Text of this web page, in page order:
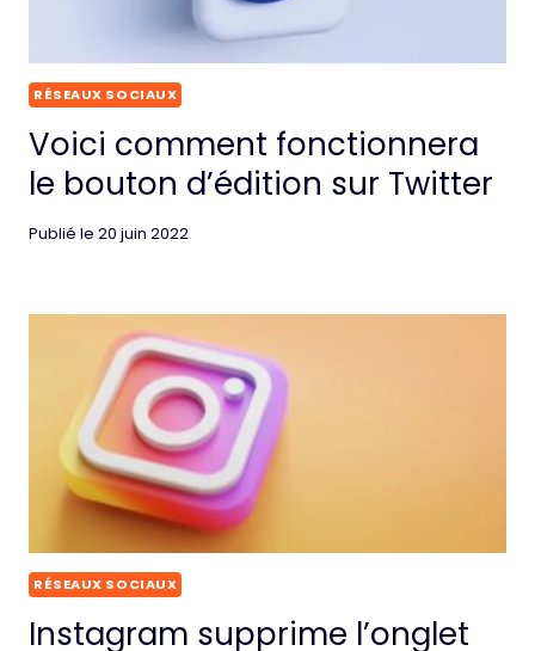
RÉSEAUX SOCIAUX
Voici comment fonctionnera
le bouton d’édition sur Twitter
Publié le 20 juin 2022
RÉSEAUX SOCIAUX
Instagram supprime l’onglet